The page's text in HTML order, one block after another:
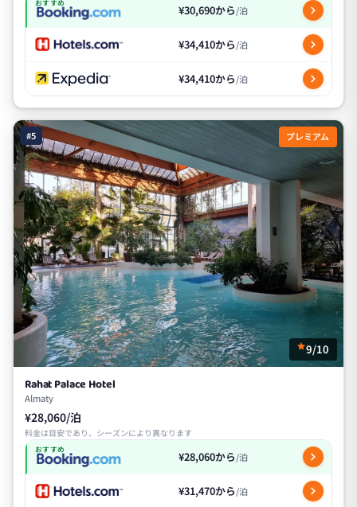
おすすめ ¥30,690から/泊
¥34,410から/泊
¥34,410から/泊
#5 プレミアム
9/10
Rahat Palace Hotel
Almaty
¥28,060/泊
料金は目安であり、シーズンにより異なります
おすすめ ¥28,060から/泊
¥31,470から/泊